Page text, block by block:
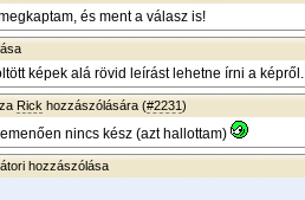
és ment a válasz is!
képek alá rövid leírást lehetne írni a képről.
Rick hozzászólására (#2231)
nincs kész (azt hallottam)
hozzászólása